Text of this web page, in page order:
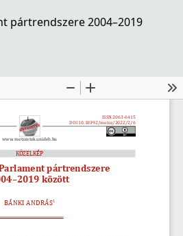
pártrendszere 2004–2019